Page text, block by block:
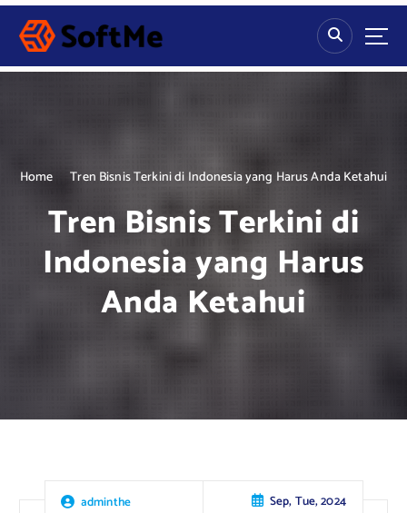
S
p
Home Tren Bisnis Terkini di Indonesia yang Harus Anda Ketahui
Tren Bisnis Terkini di
Indonesia yang Harus
Anda Ketahui
adminthe Sep, Tue, 2024